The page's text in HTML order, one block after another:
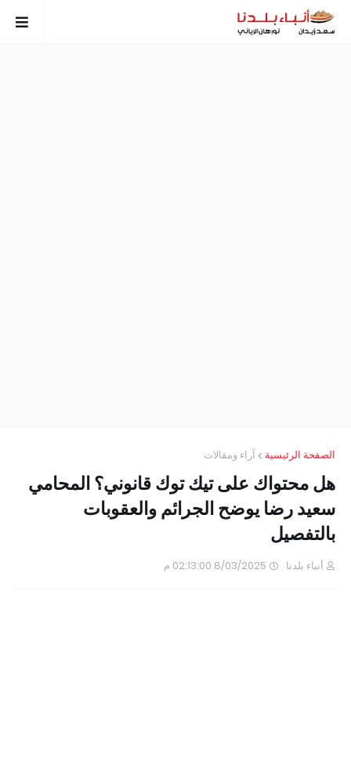
الصفحة الرئيسية آراء ومقالات
هل محتواك على تيك توك قانوني؟ المحامي
سعيد رضا يوضح الجرائم والعقوبات
بالتفصيل
أنباء بلدنا 8/03/2025 02:13:00 م